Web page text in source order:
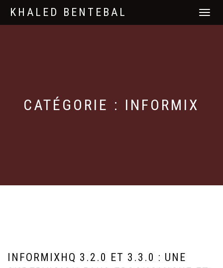
KHALED BENTEBAL
DÉPLIER
CATÉGORIE : INFORMIX
INFORMIXHQ 3.2.0 ET 3.3.0 : UNE